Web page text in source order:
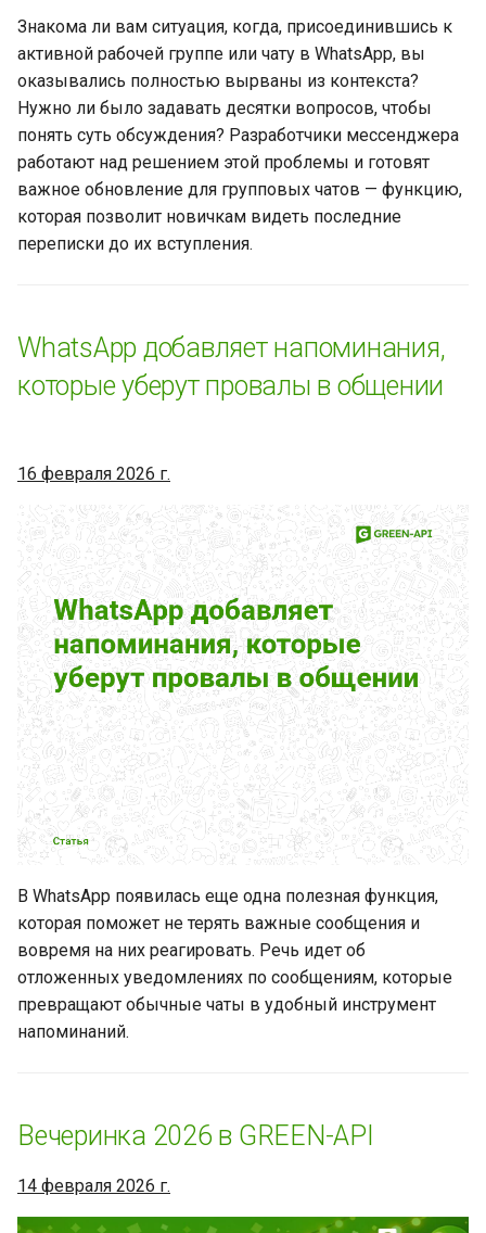
данных Роскомнадзора
Как зарегистрироваться в
Реестре российского ПО и
получить налоговые
льготы
GREEN-API на
технологической выставке
Как попасть в реестр
аккредитованных
В WhatsApp Business
Platform изменятся правила
лимитов на отправку
сообщений
Как зарегистрировать
программу для ЭВМ в
Роспатенте в 2025 году
WhatsApp добавляет
единое меню вызовов на
iOS
WhatsApp покажет, кто
статус и настройки
конфиденциальности
MAX представляет
функцию паролей для
входа
Business API (WABA)
Новинки WhatsApp за
прошедшую неделю (15
Знакома ли вам ситуация, когда, присоединившись к
активной рабочей группе или чату в WhatsApp, вы
оказывались полностью вырваны из контекста?
Нужно ли было задавать десятки вопросов, чтобы
понять суть обсуждения? Разработчики мессенджера
работают над решением этой проблемы и готовят
важное обновление для групповых чатов — функцию,
которая позволит новичкам видеть последние
переписки до их вступления.
WhatsApp добавляет напоминания,
которые уберут провалы в общении
16 февраля 2026 г.
В WhatsApp появилась еще одна полезная функция,
которая поможет не терять важные сообщения и
вовремя на них реагировать. Речь идет об
отложенных уведомлениях по сообщениям, которые
превращают обычные чаты в удобный инструмент
напоминаний.
Вечеринка 2026 в GREEN-API
14 февраля 2026 г.